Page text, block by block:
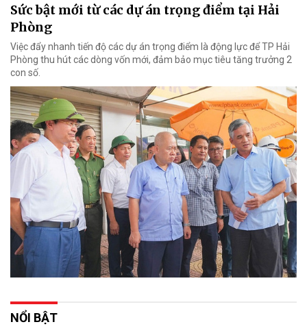
Sức bật mới từ các dự án trọng điểm tại Hải
Phòng
Việc đẩy nhanh tiến độ các dự án trọng điểm là động lực để TP Hải
Phòng thu hút các dòng vốn mới, đảm bảo mục tiêu tăng trưởng 2
con số.
NỔI BẬT